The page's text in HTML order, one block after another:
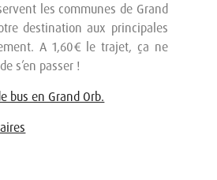
les communes de Grand
destination aux principales
A 1,60€ le trajet, ça ne
s’en passer !
bus en Grand Orb.